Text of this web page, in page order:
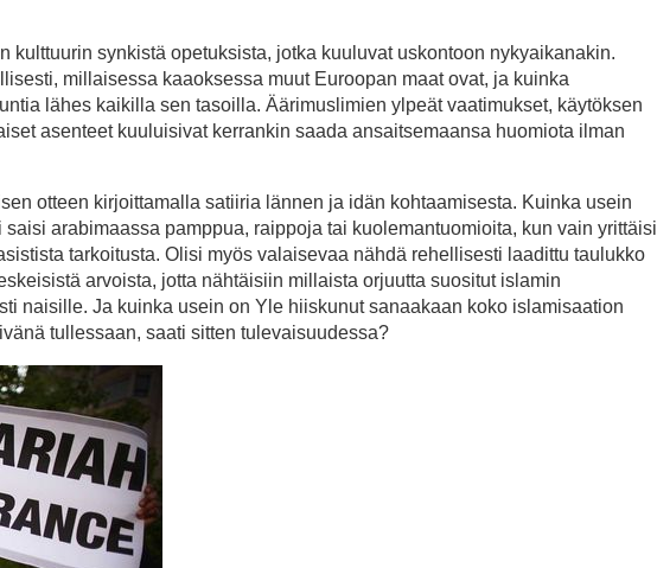
kulttuurin synkistä opetuksista, jotka kuuluvat uskontoon nykyaikanakin.
millaisessa kaaoksessa muut Euroopan maat ovat, ja kuinka
lähes kaikilla sen tasoilla. Äärimuslimien ylpeät vaatimukset, käytöksen
asenteet kuuluisivat kerrankin saada ansaitsemaansa huomiota ilman
otteen kirjoittamalla satiiria lännen ja idän kohtaamisesta. Kuinka usein
arabimaassa pamppua, raippoja tai kuolemantuomioita, kun vain yrittäisi
tarkoitusta. Olisi myös valaisevaa nähdä rehellisesti laadittu taulukko
arvoista, jotta nähtäisiin millaista orjuutta suositut islamin
naisille. Ja kuinka usein on Yle hiiskunut sanaakaan koko islamisaation
tullessaan, saati sitten tulevaisuudessa?